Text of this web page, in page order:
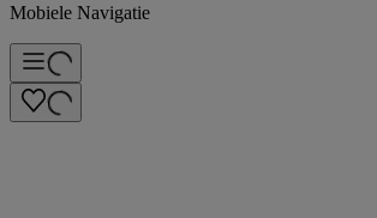
Mobiele Navigatie